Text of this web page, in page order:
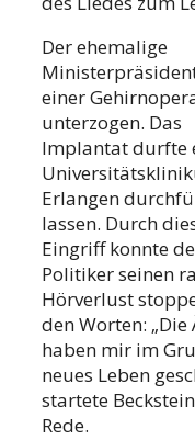
Der ehemalige
einer
unterzogen. Das
Implantat durfte
Erlangen
lassen. Durch
Eingriff konnte
Politiker seinen
Hörverlust
den Worten: „Die
haben mir im
neues Leben
startete
Rede.